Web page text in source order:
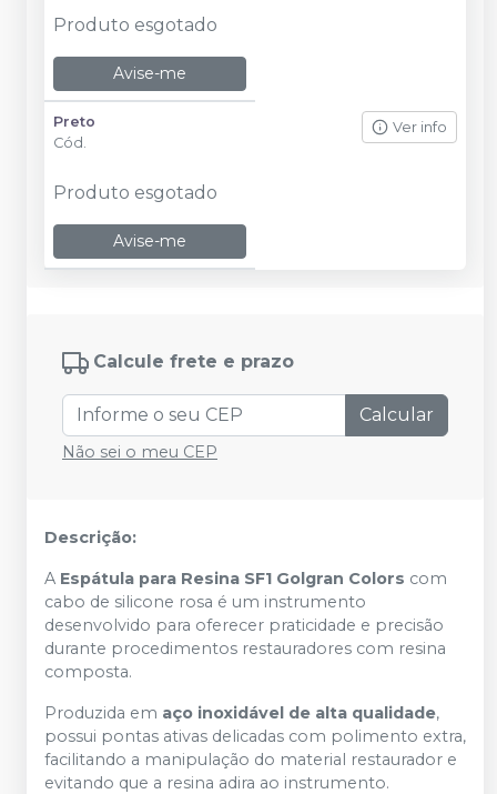
Produto esgotado
Avise-me
Preto
Cód.
Ver info
Produto esgotado
Avise-me
Calcule frete e prazo
Calcular
Não sei o meu CEP
Descrição:
A Espátula para Resina SF1 Golgran Colors com
cabo de silicone rosa é um instrumento
desenvolvido para oferecer praticidade e precisão
durante procedimentos restauradores com resina
composta.
Produzida em aço inoxidável de alta qualidade,
possui pontas ativas delicadas com polimento extra,
facilitando a manipulação do material restaurador e
evitando que a resina adira ao instrumento.